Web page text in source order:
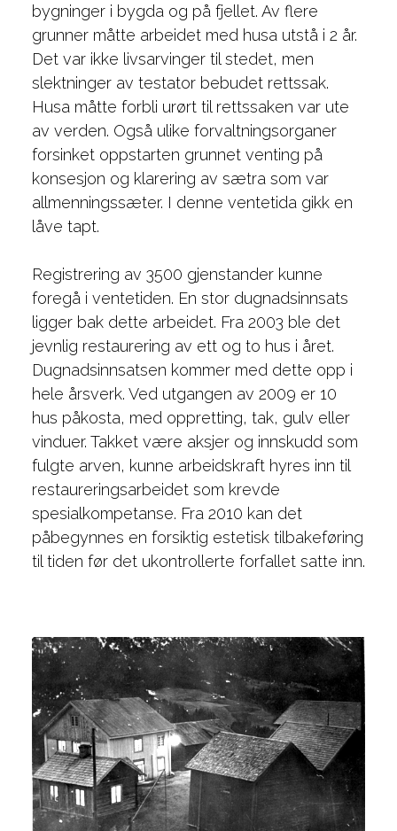
bygninger i bygda og på fjellet. Av flere
grunner måtte arbeidet med husa utstå i 2 år.
Det var ikke livsarvinger til stedet, men
slektninger av testator bebudet rettssak.
Husa måtte forbli urørt til rettssaken var ute
av verden. Også ulike forvaltningsorganer
forsinket oppstarten grunnet venting på
konsesjon og klarering av sætra som var
allmenningssæter. I denne ventetida gikk en
låve tapt.
Registrering av 3500 gjenstander kunne
foregå i ventetiden. En stor dugnadsinnsats
ligger bak dette arbeidet. Fra 2003 ble det
jevnlig restaurering av ett og to hus i året.
Dugnadsinnsatsen kommer med dette opp i
hele årsverk. Ved utgangen av 2009 er 10
hus påkosta, med oppretting, tak, gulv eller
vinduer. Takket være aksjer og innskudd som
fulgte arven, kunne arbeidskraft hyres inn til
restaureringsarbeidet som krevde
spesialkompetanse. Fra 2010 kan det
påbegynnes en forsiktig estetisk tilbakeføring
til tiden før det ukontrollerte forfallet satte inn.